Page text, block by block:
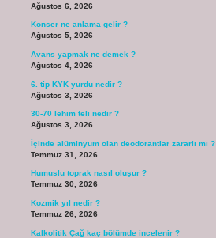
Ağustos 6, 2026
Konser ne anlama gelir ?
Ağustos 5, 2026
Avans yapmak ne demek ?
Ağustos 4, 2026
6. tip KYK yurdu nedir ?
Ağustos 3, 2026
30-70 lehim teli nedir ?
Ağustos 3, 2026
İçinde alüminyum olan deodorantlar zararlı mı ?
Temmuz 31, 2026
Humuslu toprak nasıl oluşur ?
Temmuz 30, 2026
Kozmik yıl nedir ?
Temmuz 26, 2026
Kalkolitik Çağ kaç bölümde incelenir ?